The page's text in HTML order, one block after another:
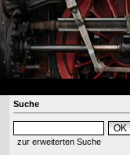
Suche
zur erweiterten Suche